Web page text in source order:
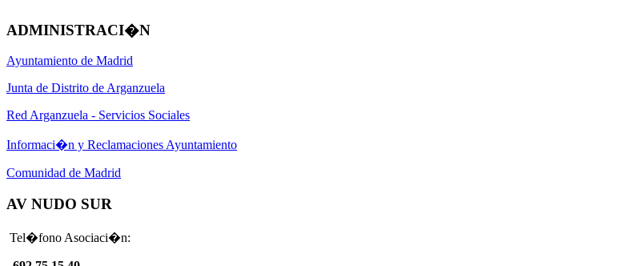
ADMINISTRACI�N
Ayuntamiento de Madrid
Junta de Distrito de Arganzuela
Red Arganzuela - Servicios Sociales
Informaci�n y Reclamaciones Ayuntamiento
Comunidad de Madrid
AV NUDO SUR
Tel�fono Asociaci�n: